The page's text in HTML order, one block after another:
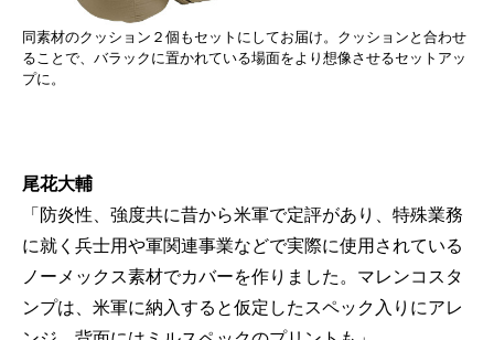
同素材のクッション２個もセットにしてお届け。クッションと合わせ
ることで、バラックに置かれている場面をより想像させるセットアッ
プに。
尾花大輔
「防炎性、強度共に昔から米軍で定評があり、特殊業務
に就く兵士用や軍関連事業などで実際に使用されている
ノーメックス素材でカバーを作りました。マレンコスタ
ンプは、米軍に納入すると仮定したスペック入りにアレ